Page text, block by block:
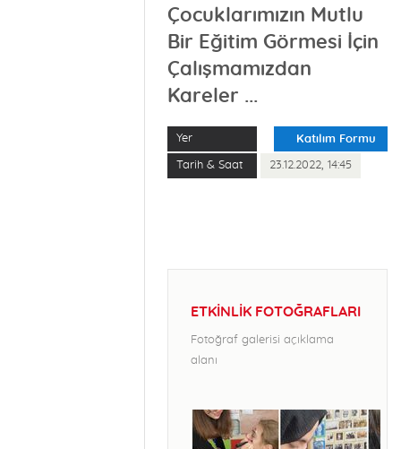
Çocuklarımızın Mutlu
Bir Eğitim Görmesi İçin
Çalışmamızdan
Kareler ...
Yer Katılım Formu
Tarih & Saat 23.12.2022, 14:45
ETKİNLİK FOTOĞRAFLARI
Fotoğraf galerisi açıklama
alanı